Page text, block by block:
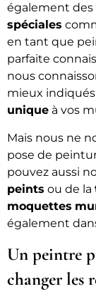
également des
spéciales
en tant que
parfaite
nous
mieux
unique à vos
Mais nous ne
pose de
pouvez aussi
peints ou de la
moquettes
également
Un peintre
changer les